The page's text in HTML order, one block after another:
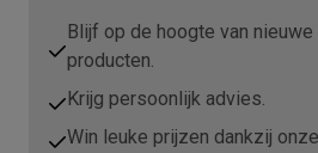
Blijf op de hoogte van nieuwe
producten.
Krijg persoonlijk advies.
Win leuke prijzen dankzij